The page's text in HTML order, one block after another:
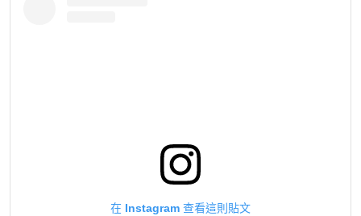
在 Instagram 查看這則貼文